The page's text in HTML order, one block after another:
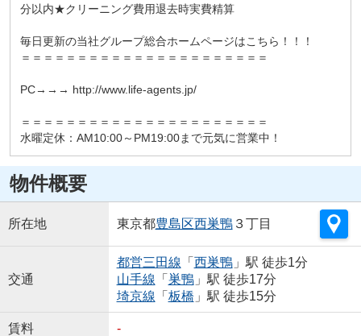
分以内★クリーニング費用退去時実費精算
毎日更新の当社グループ総合ホームページはこちら！！！
＝＝＝＝＝＝＝＝＝＝＝＝＝＝＝＝＝＝＝＝＝＝
PC→→→ http://www.life-agents.jp/
＝＝＝＝＝＝＝＝＝＝＝＝＝＝＝＝＝＝＝＝＝＝
水曜定休：AM10:00～PM19:00まで元気に営業中！
物件概要
所在地 東京都豊島区西巣鴨３丁目
交通
都営三田線 「 西巣鴨」駅 徒歩1分
山手線 「 巣鴨」駅 徒歩17分
埼京線 「 板橋 」駅 徒歩15分
賃料 -